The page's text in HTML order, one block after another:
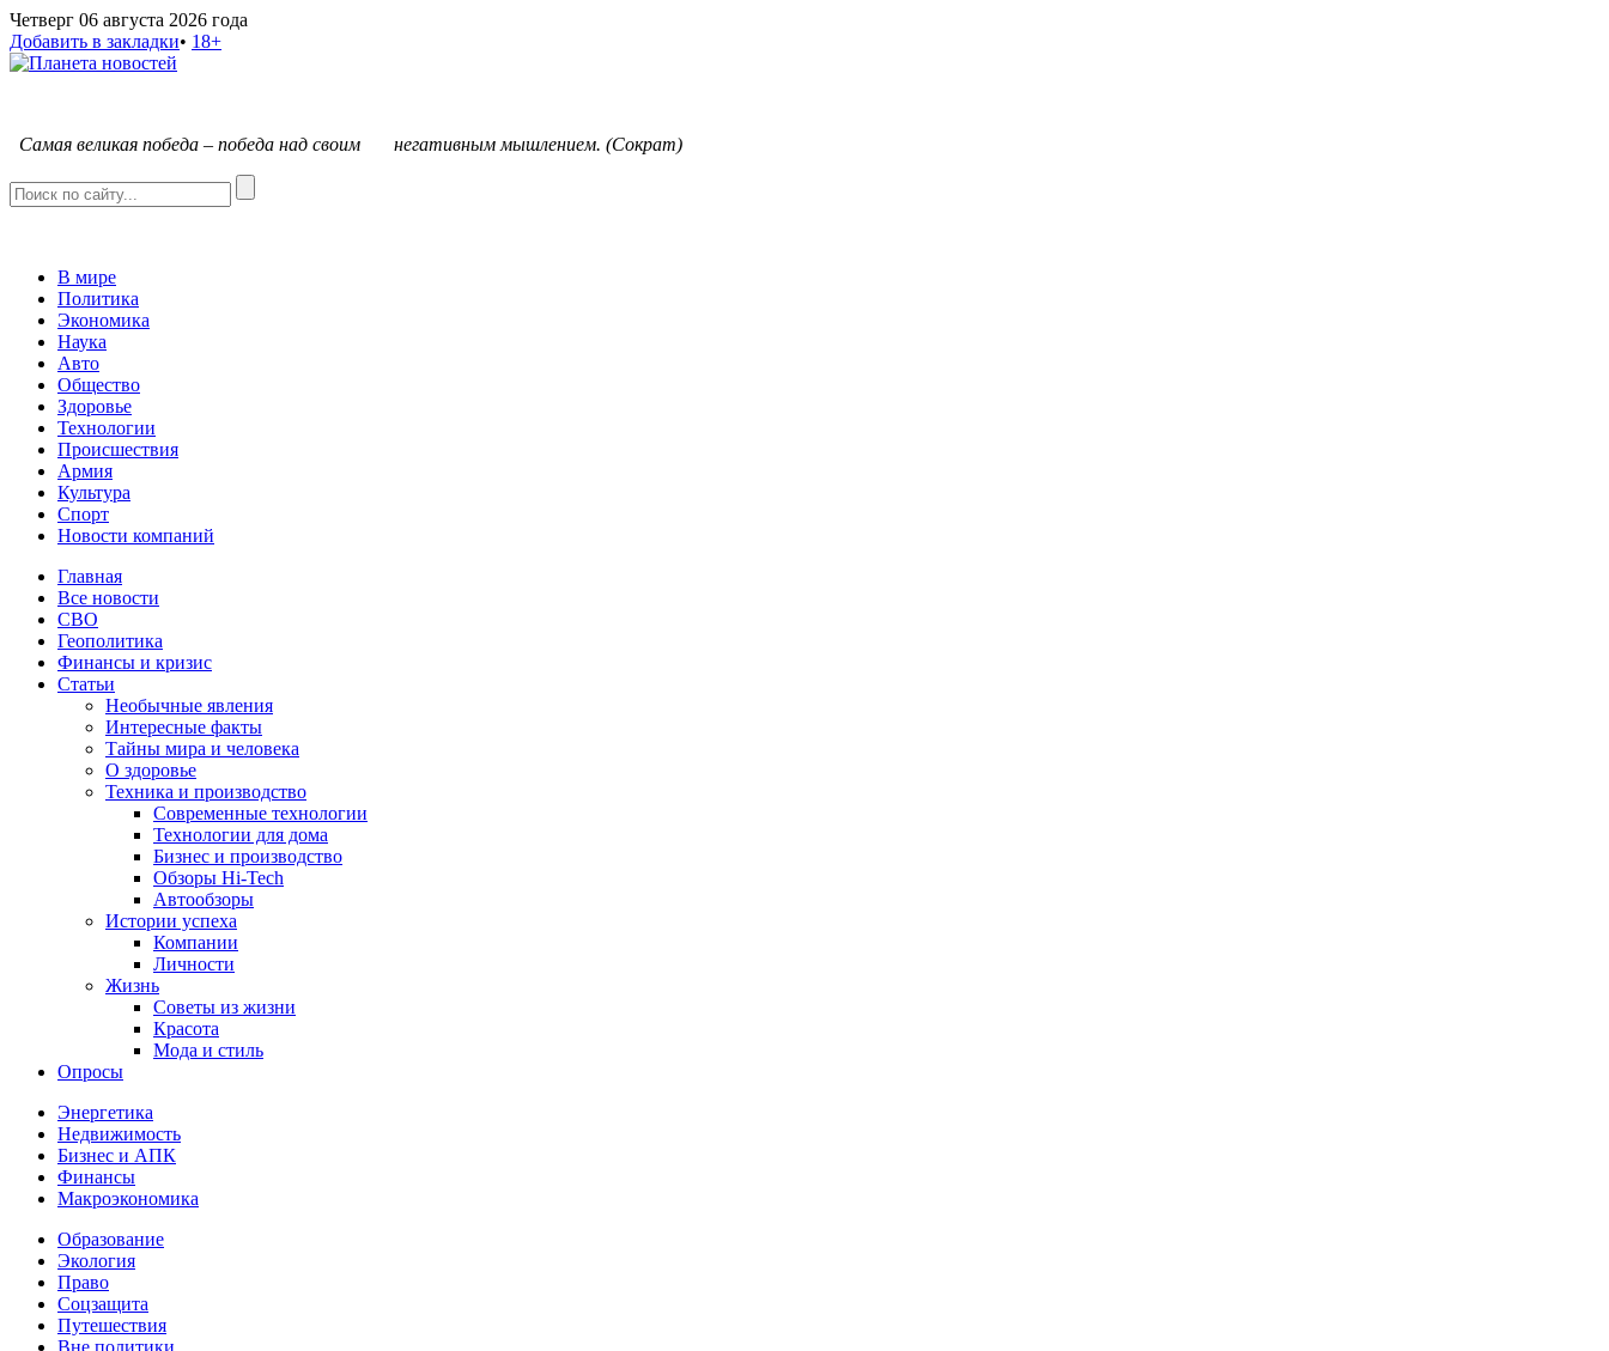
Четверг 06 августа 2026 года
Добавить в закладки• 18+
Самая великая победа – победа над своим негативным мышлением. (Сократ)
В мире
Политика
Экономика
Наука
Авто
Общество
Здоровье
Технологии
Происшествия
Армия
Культура
Спорт
Новости компаний
Главная
Все новости
СВО
Геополитика
Финансы и кризис
Статьи
Необычные явления
Интересные факты
Тайны мира и человека
О здоровье
Техника и производство
Современные технологии
Технологии для дома
Бизнес и производство
Обзоры Hi-Tech
Автообзоры
Истории успеха
Компании
Личности
Жизнь
Советы из жизни
Красота
Мода и стиль
Опросы
Энергетика
Недвижимость
Бизнес и АПК
Финансы
Макроэкономика
Образование
Экология
Право
Соцзащита
Путешествия
Вне политики